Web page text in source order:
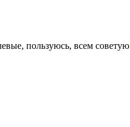
пользуюсь, всем советую